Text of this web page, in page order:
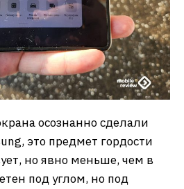
осознанно сделали
это предмет гордости
но явно меньше, чем в
под углом, но под